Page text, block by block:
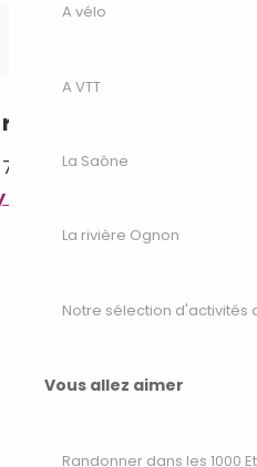
A vélo
A VTT
La Saône
La rivière Ognon
Notre sélection d'activités
Vous allez aimer
Randonner dans les 1000
Vauvillers
rendre